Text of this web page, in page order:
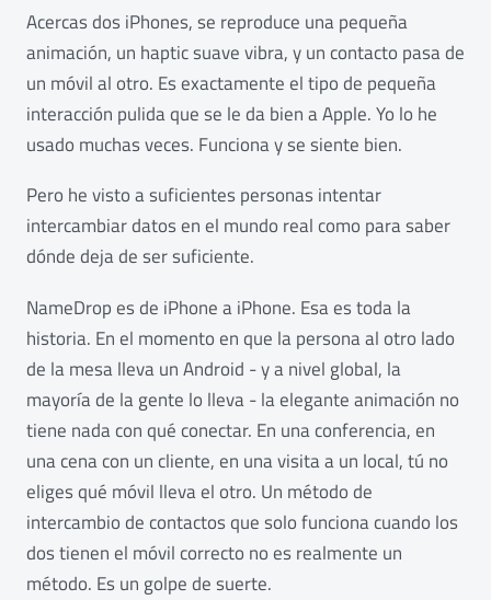
Acercas dos iPhones, se reproduce una pequeña
animación, un haptic suave vibra, y un contacto pasa de
un móvil al otro. Es exactamente el tipo de pequeña
interacción pulida que se le da bien a Apple. Yo lo he
usado muchas veces. Funciona y se siente bien.
Pero he visto a suficientes personas intentar
intercambiar datos en el mundo real como para saber
dónde deja de ser suficiente.
NameDrop es de iPhone a iPhone. Esa es toda la
historia. En el momento en que la persona al otro lado
de la mesa lleva un Android - y a nivel global, la
mayoría de la gente lo lleva - la elegante animación no
tiene nada con qué conectar. En una conferencia, en
una cena con un cliente, en una visita a un local, tú no
eliges qué móvil lleva el otro. Un método de
intercambio de contactos que solo funciona cuando los
dos tienen el móvil correcto no es realmente un
método. Es un golpe de suerte.